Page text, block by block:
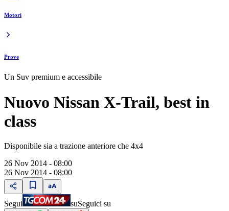
Motori
Prove
Un Suv premium e accessibile
Nuovo Nissan X-Trail, best in
class
Disponibile sia a trazione anteriore che 4x4
26 Nov 2014 - 08:00
26 Nov 2014 - 08:00
Segui suSeguici su